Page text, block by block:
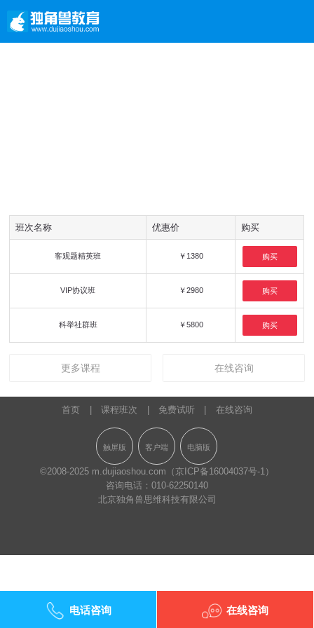
班次名称 优惠价 购买
客观题精英班 ￥1380 购买
VIP协议班 ￥2980 购买
科举社群班 ￥5800 购买
在线咨询
更多课程
首页 课程班次 免费试听 在线咨询
触屏版 客户端 电脑版
©2008-2025 m.dujiaoshou.com （京ICP备16004037号-1）
咨询电话： 010-62250140
北京独角兽思维科技有限公司
电话咨询 在线咨询